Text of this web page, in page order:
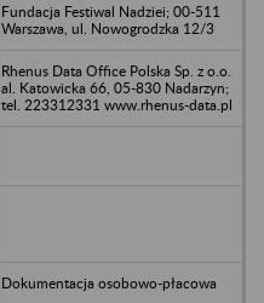
Fundacja Festiwal Nadziei; 00-511
Warszawa, ul. Nowogrodzka 12/3
Rhenus Data Office Polska Sp. z o.o.
al. Katowicka 66, 05-830 Nadarzyn;
tel. 223312331 www.rhenus-data.pl
Dokumentacja osobowo-płacowa